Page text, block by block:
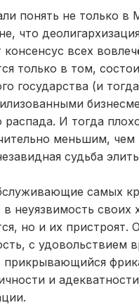
понять не только
что
консенсус всех
только в том,
государства (и
распада. И тогда
меньшим,
судьба
самых
неуязвимость своих
но и их
с удовольствием
прикрывающийся
и